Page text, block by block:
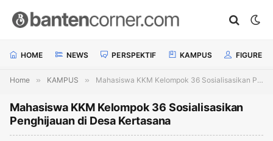
HOME NEWS PERSPEKTIF KAMPUS FIGURE
Home » KAMPUS » Mahasiswa KKM Kelompok 36 Sosialisasikan Penghijauan di Desa Kertasana
Mahasiswa KKM Kelompok 36 Sosialisasikan
Penghijauan di Desa Kertasana